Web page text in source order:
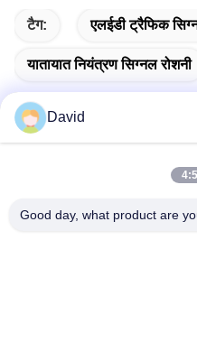
टैग: एलईडी ट्रैफिक
यातायात नियंत्रण सिग्नल रोशनी
पता
David
Good day, what product are